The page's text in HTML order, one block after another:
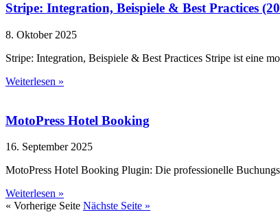
Stripe: Integration, Beispiele & Best Practices
8. Oktober 2025
Stripe: Integration, Beispiele & Best Practices Stripe ist eine
Weiterlesen »
MotoPress Hotel Booking
16. September 2025
MotoPress Hotel Booking Plugin: Die professionelle
Weiterlesen »
« Vorherige Seite Nächste Seite »